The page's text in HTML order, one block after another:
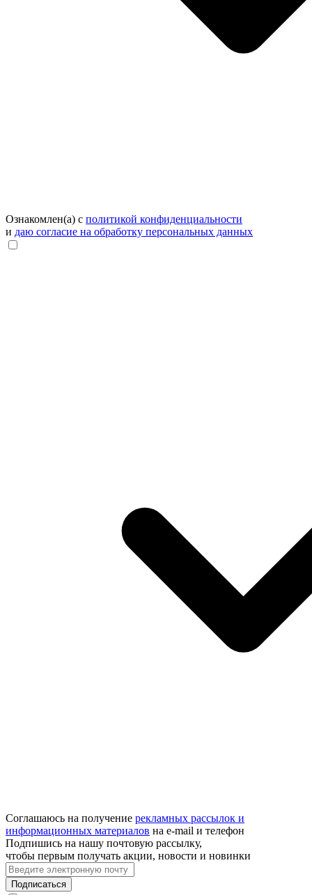
Ознакомлен(а) с политикой конфиденциальности
и даю согласие на обработку персональных данных
Соглашаюсь на получение рекламных рассылок и
информационных материалов на e‑mail и телефон
Подпишись на нашу почтовую рассылку,
чтобы первым получать акции, новости и новинки
Подписаться